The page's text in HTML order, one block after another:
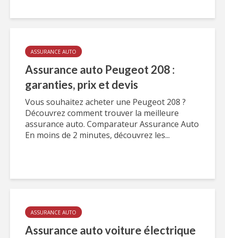
ASSURANCE AUTO
Assurance auto Peugeot 208 :
garanties, prix et devis
Vous souhaitez acheter une Peugeot 208 ?
Découvrez comment trouver la meilleure
assurance auto. Comparateur Assurance Auto
En moins de 2 minutes, découvrez les...
ASSURANCE AUTO
Assurance auto voiture électrique